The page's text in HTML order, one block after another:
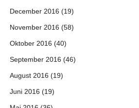
December 2016 (19)
November 2016 (58)
Oktober 2016 (40)
September 2016 (46)
August 2016 (19)
Juni 2016 (19)